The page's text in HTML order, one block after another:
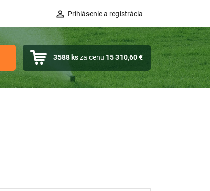
Prihlásenie a registrácia
3588ksza cenu 15 310,60 €